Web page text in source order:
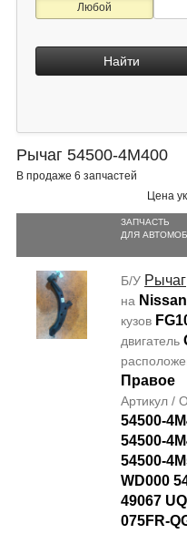
Любой
Найти
Рычаг 54500-4M400
В продаже 6 запчастей
Цена
ЗАПЧАСТЬ
ДЛЯ
Б/У Рычаг
на
кузов
двигатель
Правое
Артикул /
54500-
54500-
54500-
WD000
49067
075FR-